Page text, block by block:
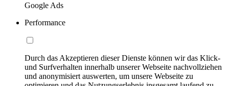
Google Ads
Performance
Durch das Akzeptieren dieser Dienste können wir das Klick-
und Surfverhalten innerhalb unserer Webseite nachvollziehen
und anonymisiert auswerten, um unsere Webseite zu